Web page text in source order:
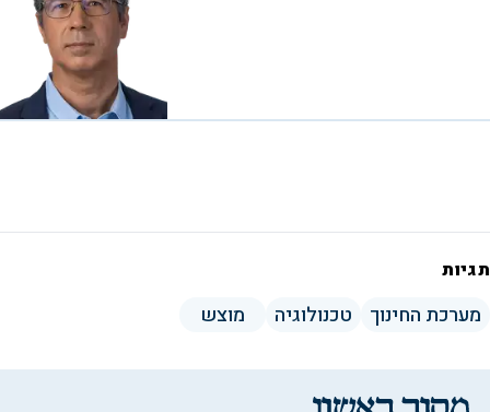
תגיות
מערכת החינוך טכנולוגיה מוצש